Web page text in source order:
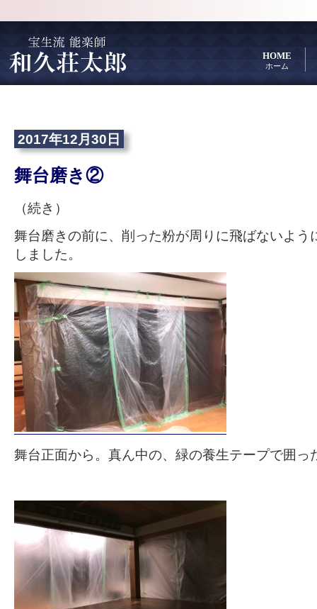
HOME
ホーム
2017年12月30日
舞台磨き②
（続き）
舞台磨きの前に、削った粉が周りに飛ばないよう
しました。
舞台正面から。真ん中の、緑の養生テープで囲っ